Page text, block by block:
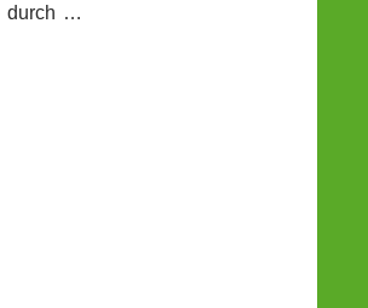
durch …